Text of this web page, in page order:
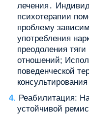
лечения․
психотерапии
проблему
употребления
преодоления
отношений;
поведенческой
Реабилитация:
устойчивой